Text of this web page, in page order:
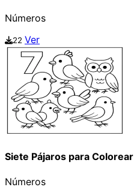
Números
22 Ver
Siete Pájaros para Colorear
Números